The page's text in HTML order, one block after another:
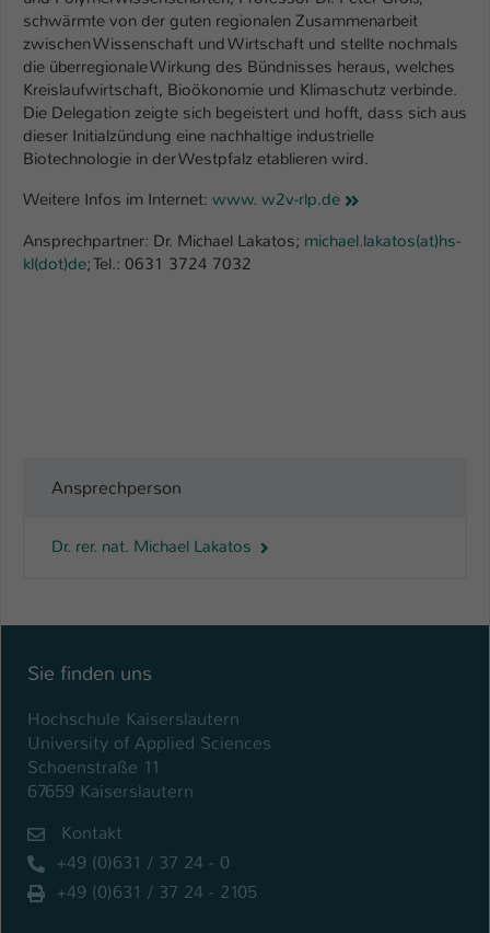
schwärmte von der guten regionalen Zusammenarbeit
zwischen Wissenschaft und Wirtschaft und stellte nochmals
die überregionale Wirkung des Bündnisses heraus, welches
Kreislaufwirtschaft, Bioökonomie und Klimaschutz verbinde.
Die Delegation zeigte sich begeistert und hofft, dass sich aus
dieser Initialzündung eine nachhaltige industrielle
Biotechnologie in der Westpfalz etablieren wird.
Weitere Infos im Internet: www. w2v-rlp.de
Ansprechpartner: Dr. Michael Lakatos; michael.lakatos(at)hs-
kl(dot)de; Tel.: 0631 3724 7032
Ansprechperson
Dr. rer. nat. Michael Lakatos
Sie finden uns
Hochschule Kaiserslautern
University of Applied Sciences
Schoenstraße 11
67659 Kaiserslautern
Kontakt
+49 (0)631 / 37 24 - 0
+49 (0)631 / 37 24 - 2105
zu verwalten.